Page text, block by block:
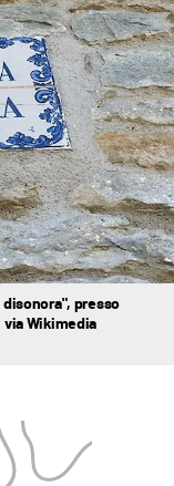
presso
via Wikimedia